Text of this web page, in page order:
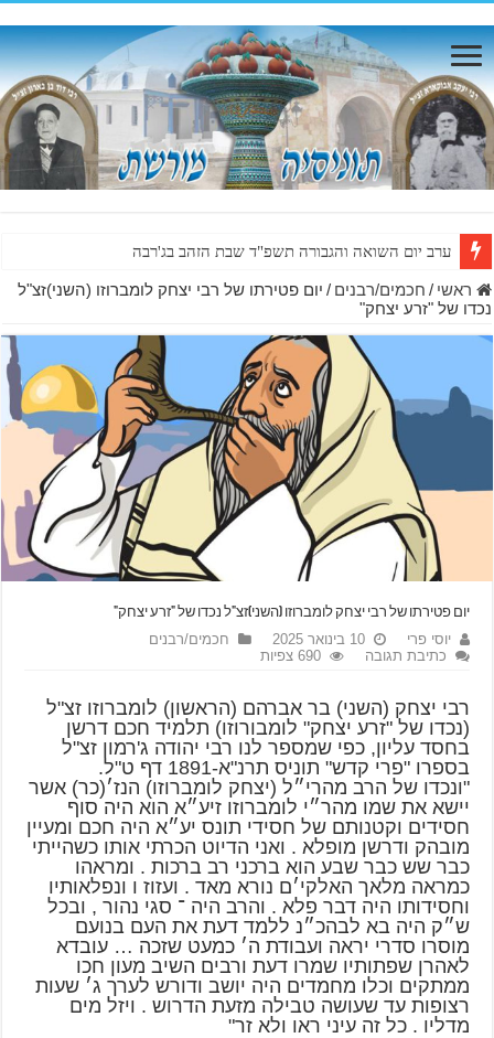
ערב יום השואה והגבורה תשפ"ד שבת הזהב בג'רבה
ראשי / חכמים/רבנים / יום פטירתו של רבי יצחק לומברוזו (השני)זצ"ל
נכדו של "זרע יצחק"
יום פטירתו של רבי יצחק לומברוזו (השני)זצ"ל נכדו של "זרע יצחק"
יוסי פרי 10 בינואר 2025
חכמים/רבנים
כתיבת תגובה
690 צפיות
רבי יצחק (השני) בר אברהם (הראשון) לומברוזו זצ"ל
(נכדו של "זרע יצחק" לומבורוזו) תלמיד חכם דרשן
בחסד עליון, כפי שמספר לנו רבי יהודה ג'רמון זצ"ל
בספרו "פרי קדש" תוניס תרנ"א-1891 דף ט"ל.
"ונכדו של הרב מהרי״ל (יצחק לומברוזו) הנז׳(כר) אשר
יישא את שמו מהר״י לומברוזו זיע״א הוא היה סוף
חסידים וקטנותם של חסידי תונס יע״א היה חכם ומעיין
מובהק ודרשן מופלא . ואני הדיוט הכרתי אותו כשהייתי
כבר שש כבר שבע הוא ברכני רב ברכות . ומראהו
כמראה מלאך האלקי׳ם נורא מאד . ועזוז ו ונפלאותיו
וחסידותו היה דבר פלא . והרב היה ־ סגי נהור , ובכל
ש״ק היה בא לבהכ״נ ללמד דעת את העם בנועם
מוסרו סדרי יראה ועבודת ה׳ כמעט שזכה … עובדא
לאהרן שפתותיו שמרו דעת ורבים השיב מעון חכו
ממתקים וכלו מחמדים היה יושב ודורש לערך ג׳ שעות
רצופות עד שעושה טבילה מזעת הדרוש . ויזל מים
מדליו . כל זה עיני ראו ולא זר"